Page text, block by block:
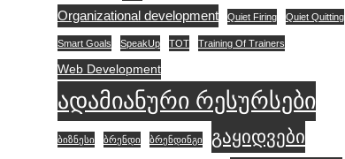
Organizational development Quiet Firing Quiet Quitting
Smart Goals SpeakUp TOT Training Of Trainers
Web Development
ადამიანური რესურსები
ბიზნესი ბრენდი ბრენდინგი გაყიდვები